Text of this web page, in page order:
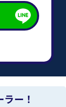
ー！